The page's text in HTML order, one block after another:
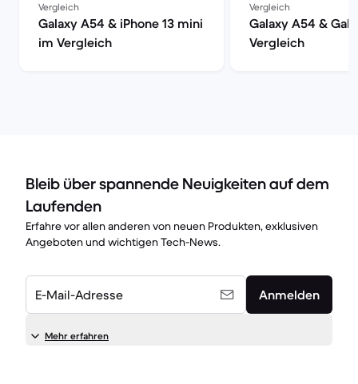
Vergleich
Galaxy A54 & iPhone 13 mini
im Vergleich
Vergleich
Galaxy A54 &
Vergleich
Bleib über spannende Neuigkeiten auf dem
Laufenden
Erfahre vor allen anderen von neuen Produkten, exklusiven
Angeboten und wichtigen Tech-News.
E-Mail-Adresse Anmelden
Mehr erfahren